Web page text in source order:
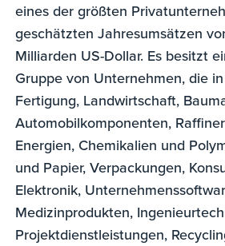
eines der größten
geschätzten Jahresumsätzen
Milliarden US-Dollar. Es besitzt
Gruppe von Unternehmen, die
Fertigung, Landwirtschaft,
Automobilkomponenten,
Energien, Chemikalien und
und Papier, Verpackungen,
Elektronik,
Medizinprodukten,
Projektdienstleistungen,